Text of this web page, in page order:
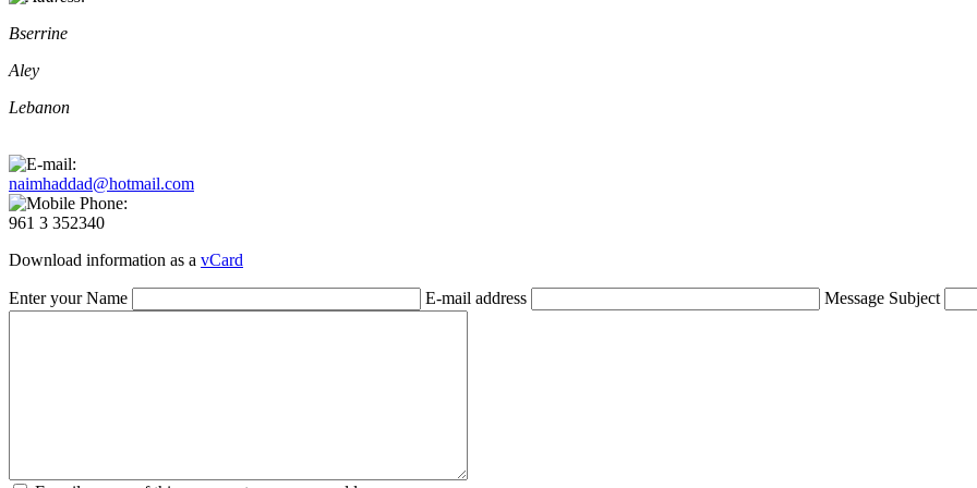
Bserrine
Aley
Lebanon
naimhaddad@hotmail.com
961 3 352340
Download information as a vCard
Enter your Name E-mail address Message Subject